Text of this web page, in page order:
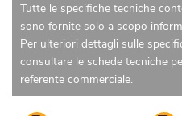
Tutte le specifiche tecniche
sono fornite solo a scopo
Per ulteriori dettagli sulle
consultare le schede tecniche
referente commerciale.